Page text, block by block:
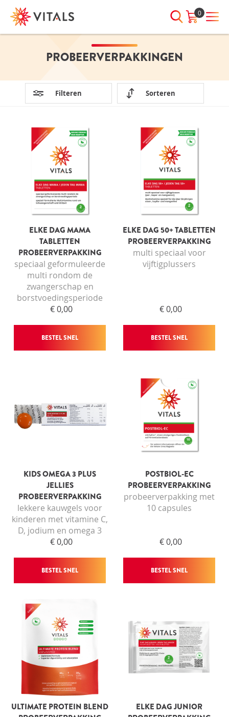
0
HEB JE VRAGEN?
We staan elke dag voor je klaar!
ndien we je ergens mee kunnen
helpen, neem dan contact met
075-6476050
INLOGGEN
Wachtwoord
Wachtwoord
vergeten?
Toon
wachtwoord
Blijf ingelogd
INLOGGEN
PROBEERVERPAKKINGEN
Filteren Sorteren
ELKE DAG MAMA
TABLETTEN
PROBEERVERPAKKING
speciaal geformuleerde
multi rondom de
zwangerschap en
borstvoedingsperiode
€ 0,00
BESTEL SNEL
ELKE DAG 50+ TABLETTEN
PROBEERVERPAKKING
multi speciaal voor
vijftigplussers
€ 0,00
BESTEL SNEL
KIDS OMEGA 3 PLUS
JELLIES
PROBEERVERPAKKING
lekkere kauwgels voor
kinderen met vitamine C,
D, jodium en omega 3
€ 0,00
BESTEL SNEL
POSTBIOL-EC
PROBEERVERPAKKING
probeerverpakking met
10 capsules
€ 0,00
BESTEL SNEL
ULTIMATE PROTEIN BLEND
ELKE DAG JUNIOR